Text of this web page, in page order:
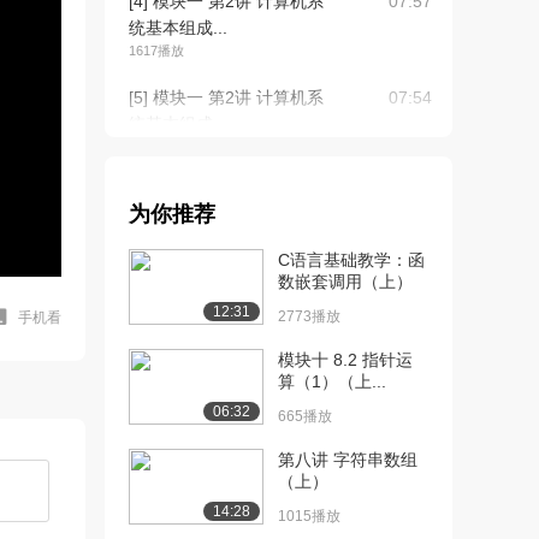
手机看
统基本组成...
1617播放
[5] 模块一 第2讲 计算机系
07:54
统基本组成...
[7] 模块一 第2讲 计算机系
统基本组成...
09:33
[8] 模块一 第3讲 程序开发
和执行过程...
[9] 模块一 第3讲 程序开发
和执行过程...
为你推荐
12:31
C语言基础教学：函
数嵌套调用（上）
2773播放
06:32
模块十 8.2 指针运
算（1）（上...
665播放
14:28
第八讲 字符串数组
（上）
1015播放